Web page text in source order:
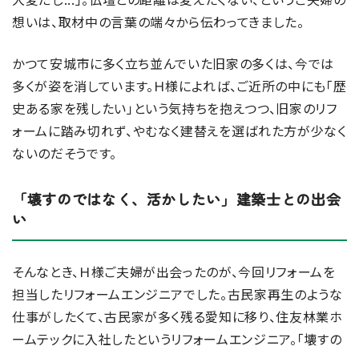
想いは、取材中の言葉の端々から伝わってきました。
かつて安城市に多く立ち並んでいた旧家の多くは、今では
多くが姿を消しています。Ｈ様によれば、ご近所の中にも「歴
史ある家を残したい」という気持ちを抱えつつ、旧家のリフ
ォームに踏み切れず、やむなく建替えを選ばれた方が少なく
ないのだそうです。
「壊すのではなく、活かしたい」建築士との出会
い
そんなとき、Ｈ様ご夫婦が出会ったのが、今回リフォームを
担当したリフォームエンジニアでした。古民家再生のような
仕事がしたくて、古民家が多く残る愛知に移り、住友林業ホ
ームテックに入社したというリフォームエンジニア。「壊すの